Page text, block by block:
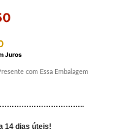
Juros
com Essa Embalagem
14 dias úteis!